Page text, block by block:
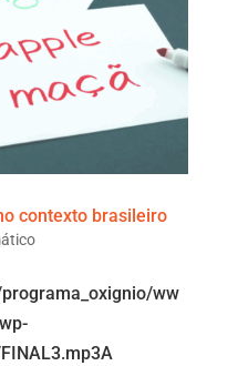
contexto brasileiro
ww